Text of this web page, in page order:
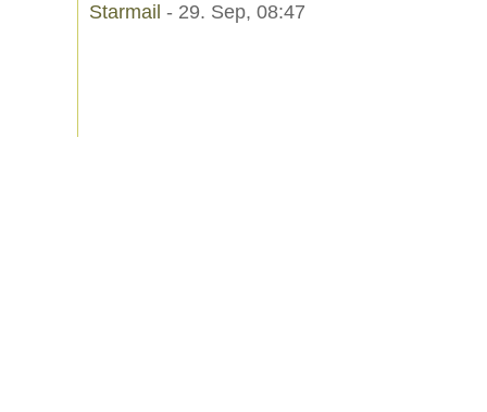
Starmail - 29. Sep, 08:47